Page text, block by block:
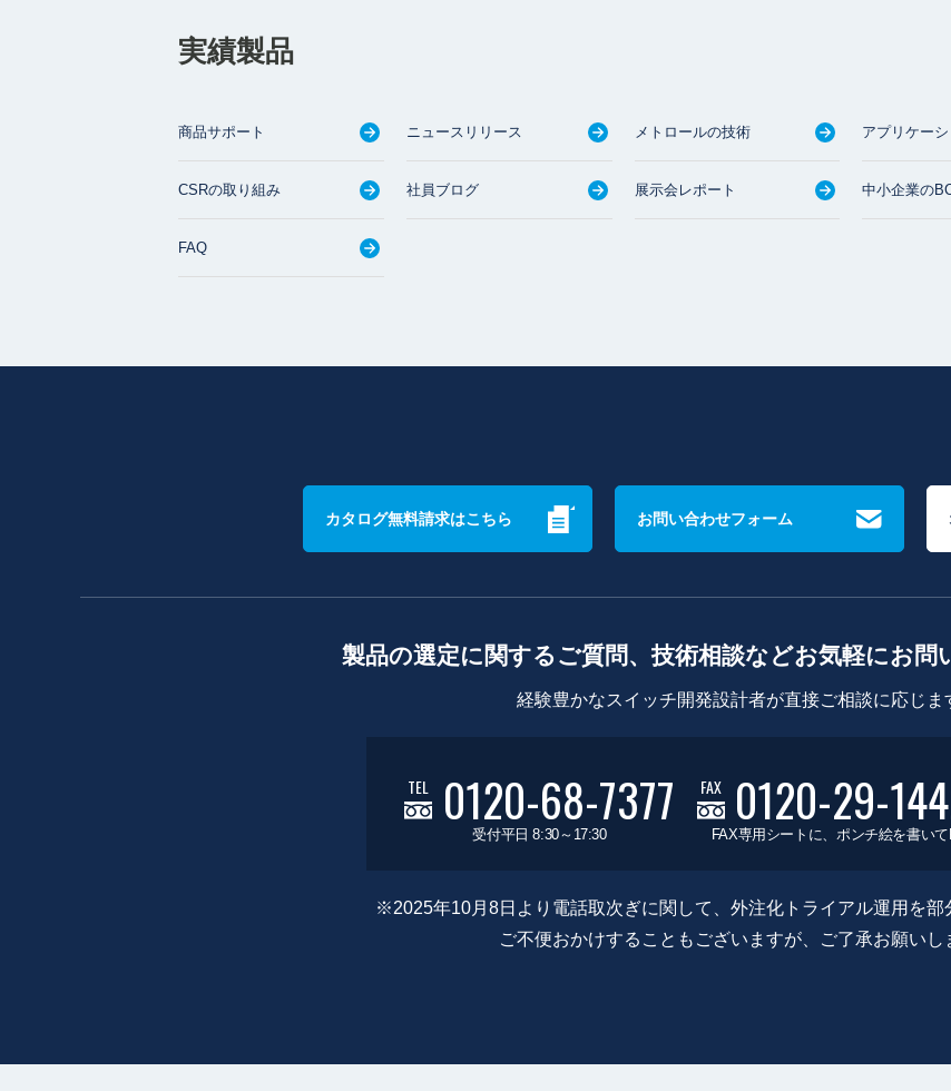
実績製品
商品サポート ニュースリリース メトロールの技術 アプリケー
CSRの取り組み 社員ブログ 展示会レポート 中小企業の
FAQ
カタログ無料請求はこちら お問い合わせフォーム
製品の選定に関するご質問、技術相談などお気軽にお問
経験豊かなスイッチ開発設計者が直接ご相談に応じま
TEL 0120-68-7377
受付平日 8:30～17:30
FAX 0120-29-
FAX専用シートに、ポンチ絵を書いて
※2025年10月8日より電話取次ぎに関して、外注化トライアル運用を部
ご不便おかけすることもございますが、ご了承お願いし